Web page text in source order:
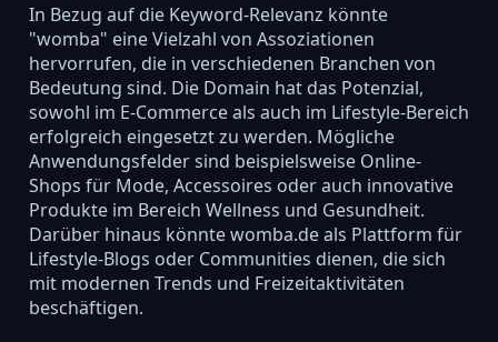
In Bezug auf die Keyword-Relevanz könnte
"womba" eine Vielzahl von Assoziationen
hervorrufen, die in verschiedenen Branchen von
Bedeutung sind. Die Domain hat das Potenzial,
sowohl im E-Commerce als auch im Lifestyle-Bereich
erfolgreich eingesetzt zu werden. Mögliche
Anwendungsfelder sind beispielsweise Online-
Shops für Mode, Accessoires oder auch innovative
Produkte im Bereich Wellness und Gesundheit.
Darüber hinaus könnte womba.de als Plattform für
Lifestyle-Blogs oder Communities dienen, die sich
mit modernen Trends und Freizeitaktivitäten
beschäftigen.